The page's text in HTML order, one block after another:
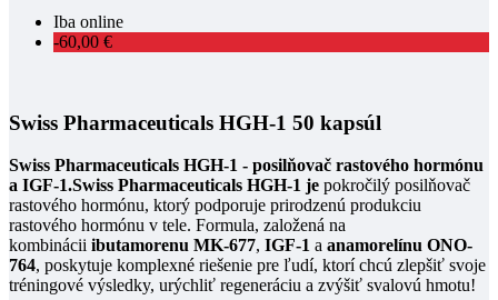
Iba online
-60,00 €
Swiss Pharmaceuticals HGH-1 50 kapsúl
Swiss Pharmaceuticals HGH-1 - posilňovač rastového hormónu
a IGF-1.Swiss Pharmaceuticals HGH-1 je pokročilý posilňovač
rastového hormónu, ktorý podporuje prirodzenú produkciu
rastového hormónu v tele. Formula, založená na
kombinácii ibutamorenu MK-677, IGF-1 a anamorelínu ONO-
764, poskytuje komplexné riešenie pre ľudí, ktorí chcú zlepšiť svoje
tréningové výsledky, urýchliť regeneráciu a zvýšiť svalovú hmotu!